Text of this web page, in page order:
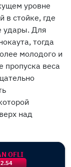
уровне
в стойке, где
удары. Для
тогда
молодого и
пропуска веса
над
2.54
OFLI